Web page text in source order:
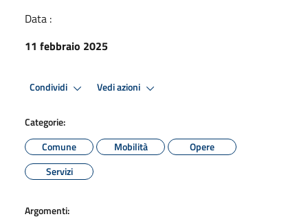
Data :
11 febbraio 2025
Condividi Vedi azioni
Categorie:
Comune
Mobilità
Opere
Servizi
Argomenti: